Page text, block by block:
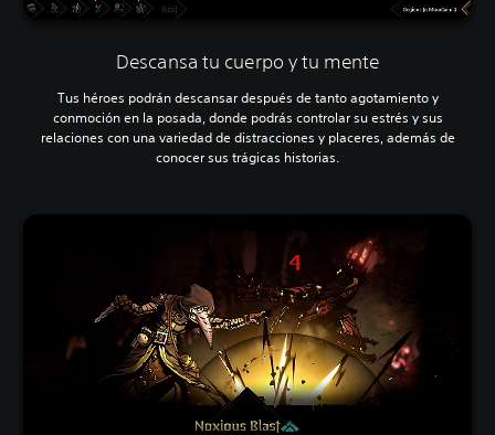
Descansa tu cuerpo y tu mente
Tus héroes podrán descansar después de tanto agotamiento y
conmoción en la posada, donde podrás controlar su estrés y sus
relaciones con una variedad de distracciones y placeres, además de
conocer sus trágicas historias.